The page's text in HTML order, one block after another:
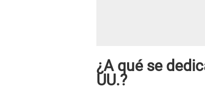
¿A qué se
UU.?